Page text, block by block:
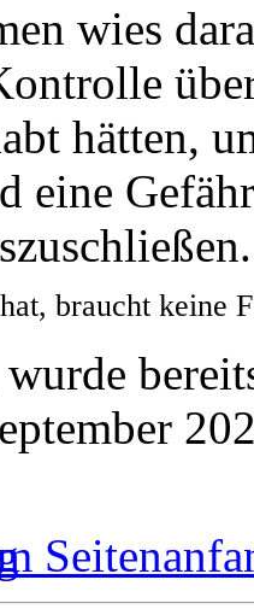
wies
hätten,
eine
braucht keine